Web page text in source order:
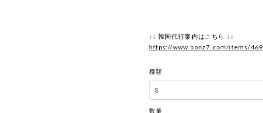
↓↓ 韓国代行案内はこちら ↓↓
https://www.bonz7.com/items/
種類
数量